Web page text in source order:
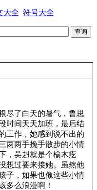
大全 符号大全
尽了白天的暑气，鲁思
时间天天加班，最后结
工作，她感到说不出的
两两手挽手散步的小情
，吴赳就是个榆木疙
想过要来接她。虽然他
子，如果也像这些小情
多么浪漫啊！